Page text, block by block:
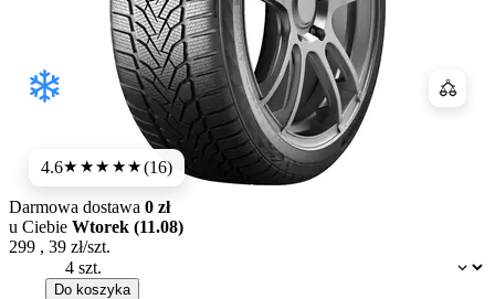
4.6★★★★★(16)
Dostępność:
Darmowa dostawa 0 zł
u Ciebie Wtorek (11.08)
299 , 39 zł/szt.
Do koszyka